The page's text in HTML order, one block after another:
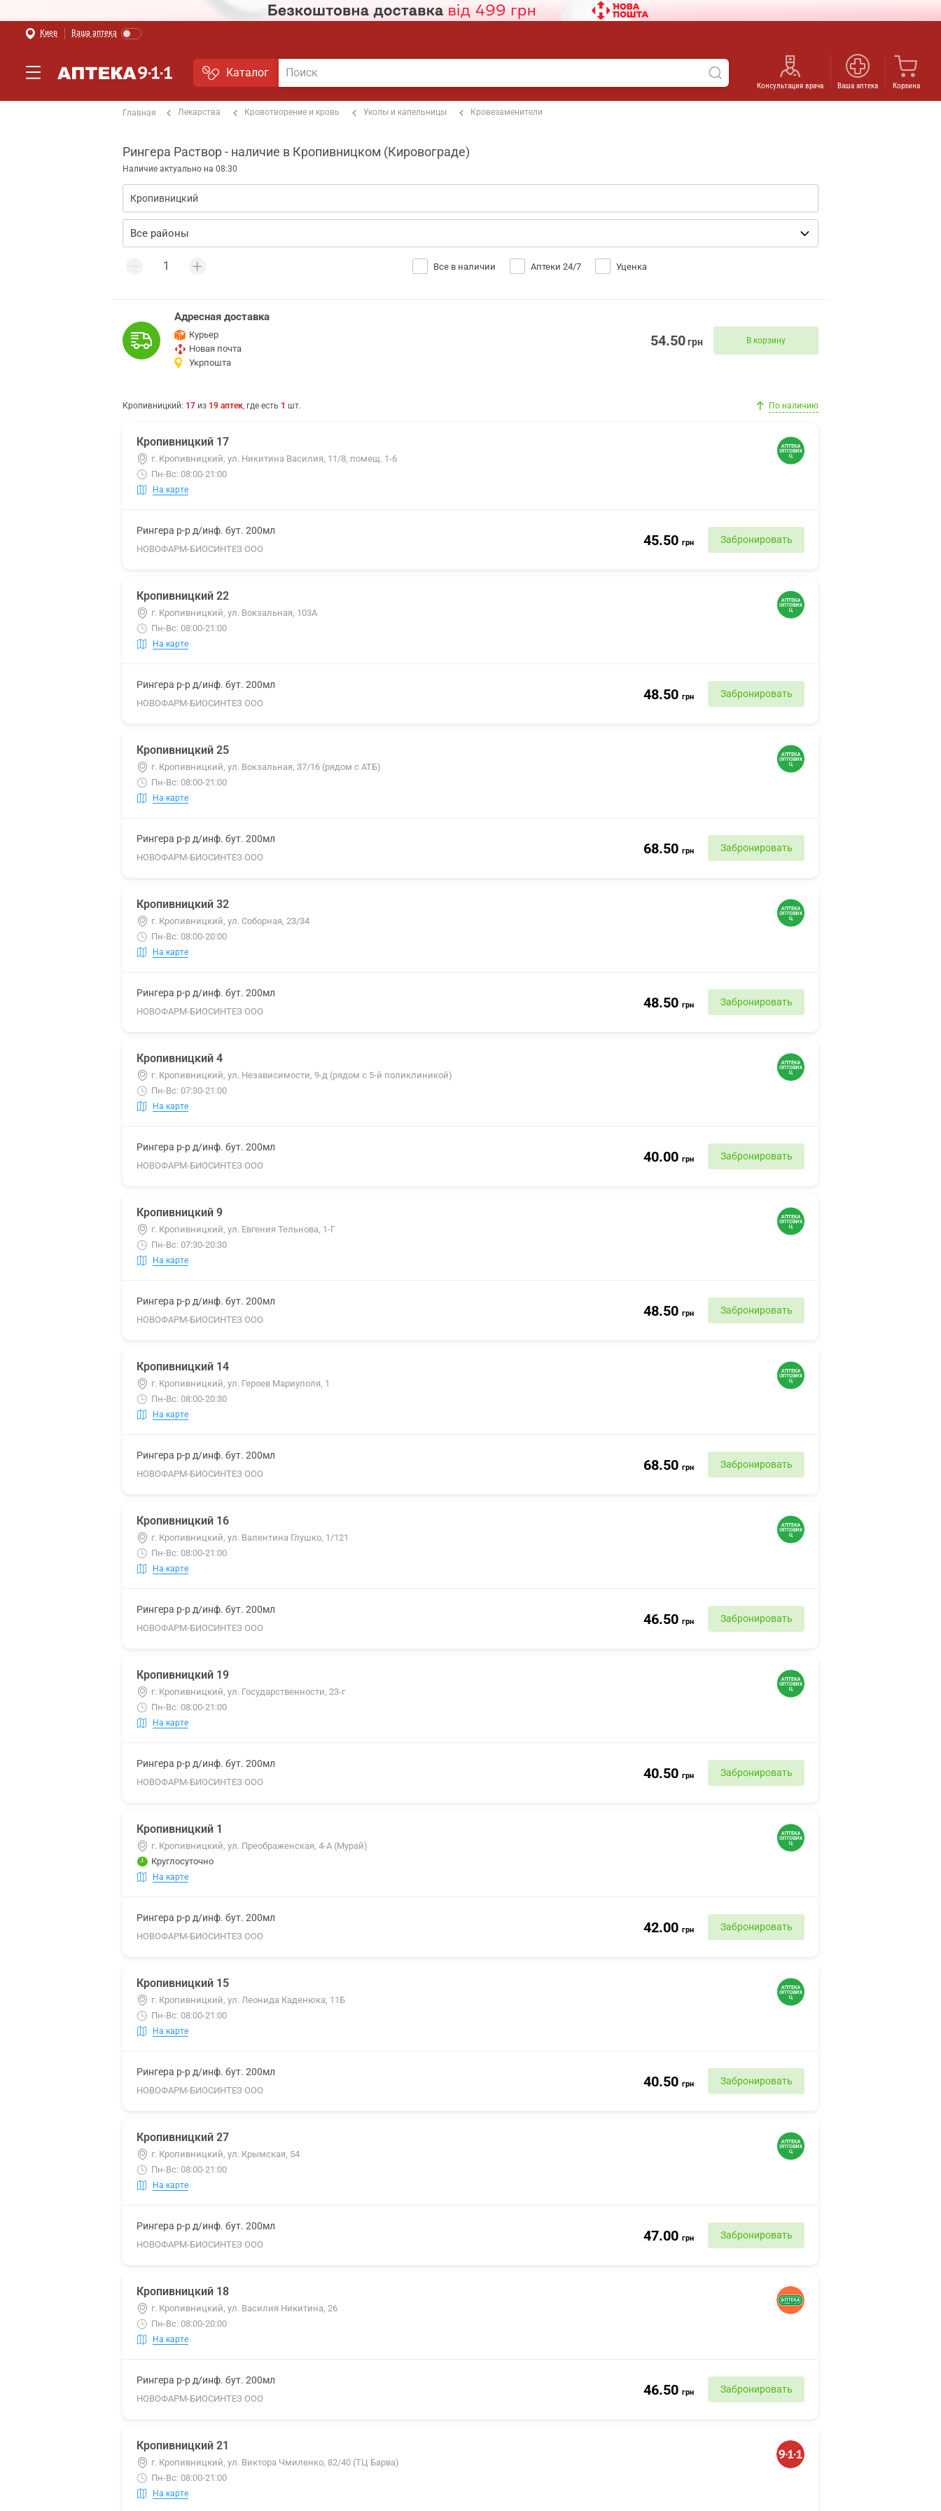
Киев Ваша аптека
Каталог
Консультация врача Ваша аптека Корзина
Главная Лекарства Кровотворение и кровь Уколы и капельницы Кровезаменители
Рингера Раствор - наличие в Кропивницком (Кировограде)
Наличие актуально на 08:30
Все в наличии Аптеки 24/7 Уценка
Адресная доставка
Курьер
Новая почта
Укрпошта
54.50грн В корзину
Кропивницкий: 17 из 19 аптек, где есть 1 шт. По наличию
Кропивницкий 17
г. Кропивницкий, ул. Никитина Василия, 11/8, помещ. 1-6
Пн-Вс: 08:00-21:00
На карте
Рингера р-р д/инф. бут. 200мл
НОВОФАРМ-БИОСИНТЕЗ ООО
45.50 грн Забронировать
Кропивницкий 22
г. Кропивницкий, ул. Вокзальная, 103А
Пн-Вс: 08:00-21:00
На карте
Рингера р-р д/инф. бут. 200мл
НОВОФАРМ-БИОСИНТЕЗ ООО
48.50 грн Забронировать
Кропивницкий 25
г. Кропивницкий, ул. Вокзальная, 37/16 (рядом с АТБ)
Пн-Вс: 08:00-21:00
На карте
Рингера р-р д/инф. бут. 200мл
НОВОФАРМ-БИОСИНТЕЗ ООО
68.50 грн Забронировать
Кропивницкий 32
г. Кропивницкий, ул. Соборная, 23/34
Пн-Вс: 08:00-20:00
На карте
Рингера р-р д/инф. бут. 200мл
НОВОФАРМ-БИОСИНТЕЗ ООО
48.50 грн Забронировать
Кропивницкий 4
г. Кропивницкий, ул. Независимости, 9-д (рядом с 5-й поликлиникой)
Пн-Вс: 07:30-21:00
На карте
Рингера р-р д/инф. бут. 200мл
НОВОФАРМ-БИОСИНТЕЗ ООО
40.00 грн Забронировать
Кропивницкий 9
г. Кропивницкий, ул. Евгения Тельнова, 1-Г
Пн-Вс: 07:30-20:30
На карте
Рингера р-р д/инф. бут. 200мл
НОВОФАРМ-БИОСИНТЕЗ ООО
48.50 грн Забронировать
Кропивницкий 14
г. Кропивницкий, ул. Героев Мариуполя, 1
Пн-Вс: 08:00-20:30
На карте
Рингера р-р д/инф. бут. 200мл
НОВОФАРМ-БИОСИНТЕЗ ООО
68.50 грн Забронировать
Кропивницкий 16
г. Кропивницкий, ул. Валентина Глушко, 1/121
Пн-Вс: 08:00-21:00
На карте
Рингера р-р д/инф. бут. 200мл
НОВОФАРМ-БИОСИНТЕЗ ООО
46.50 грн Забронировать
Кропивницкий 19
г. Кропивницкий, ул. Государственности, 23-г
Пн-Вс: 08:00-21:00
На карте
Рингера р-р д/инф. бут. 200мл
НОВОФАРМ-БИОСИНТЕЗ ООО
40.50 грн Забронировать
Кропивницкий 1
г. Кропивницкий, ул. Преображенская, 4-А (Мурай)
Круглосуточно
На карте
Рингера р-р д/инф. бут. 200мл
НОВОФАРМ-БИОСИНТЕЗ ООО
42.00 грн Забронировать
Кропивницкий 15
г. Кропивницкий, ул. Леонида Каденюка, 11Б
Пн-Вс: 08:00-21:00
На карте
Рингера р-р д/инф. бут. 200мл
НОВОФАРМ-БИОСИНТЕЗ ООО
40.50 грн Забронировать
Кропивницкий 27
г. Кропивницкий, ул. Крымская, 54
Пн-Вс: 08:00-21:00
На карте
Рингера р-р д/инф. бут. 200мл
НОВОФАРМ-БИОСИНТЕЗ ООО
47.00 грн Забронировать
Кропивницкий 18
г. Кропивницкий, ул. Василия Никитина, 26
Пн-Вс: 08:00-20:00
На карте
Рингера р-р д/инф. бут. 200мл
НОВОФАРМ-БИОСИНТЕЗ ООО
46.50 грн Забронировать
Кропивницкий 21
г. Кропивницкий, ул. Виктора Чмиленко, 82/40 (ТЦ Барва)
Пн-Вс: 08:00-21:00
На карте